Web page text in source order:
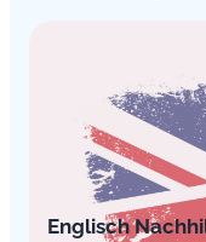
Englisch